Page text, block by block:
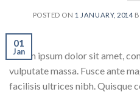
POSTED ON 1 JANUARY, 2014
01
Jan
Lorem ipsum dolor sit amet,
vulputate massa. Fusce ante
facilisis ultrices nibh. Quisque